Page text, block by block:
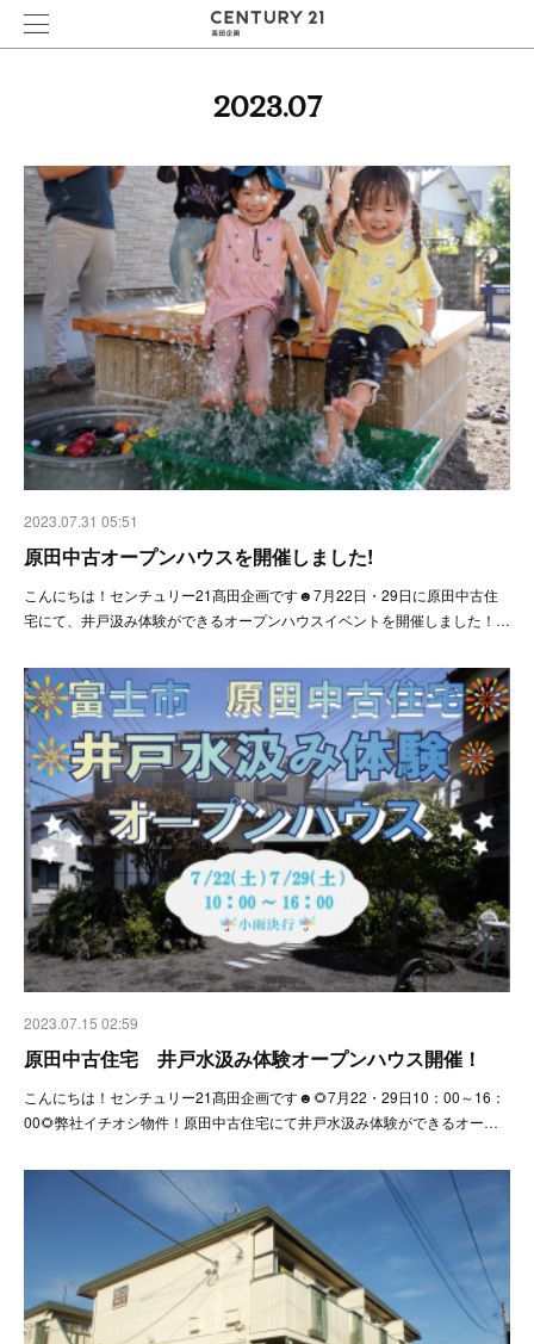
2023.07
2023.07.31 05:51
原田中古オープンハウスを開催しました!
こんにちは！センチュリー21髙田企画です☻7月22日・29日に原田中古住
宅にて、井戸汲み体験ができるオープンハウスイベントを開催しました！…
2023.07.15 02:59
原田中古住宅 井戸水汲み体験オープンハウス開催！
こんにちは！センチュリー21髙田企画です☻🌻7月22・29日10：00～16：
00🌻弊社イチオシ物件！原田中古住宅にて井戸水汲み体験ができるオー…